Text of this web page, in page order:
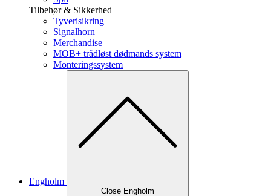
Tilbehør & Sikkerhed
Tyverisikring
Signalhorn
Merchandise
MOB+ trådløst dødmands system
Monteringssystem
Engholm
Close Engholm